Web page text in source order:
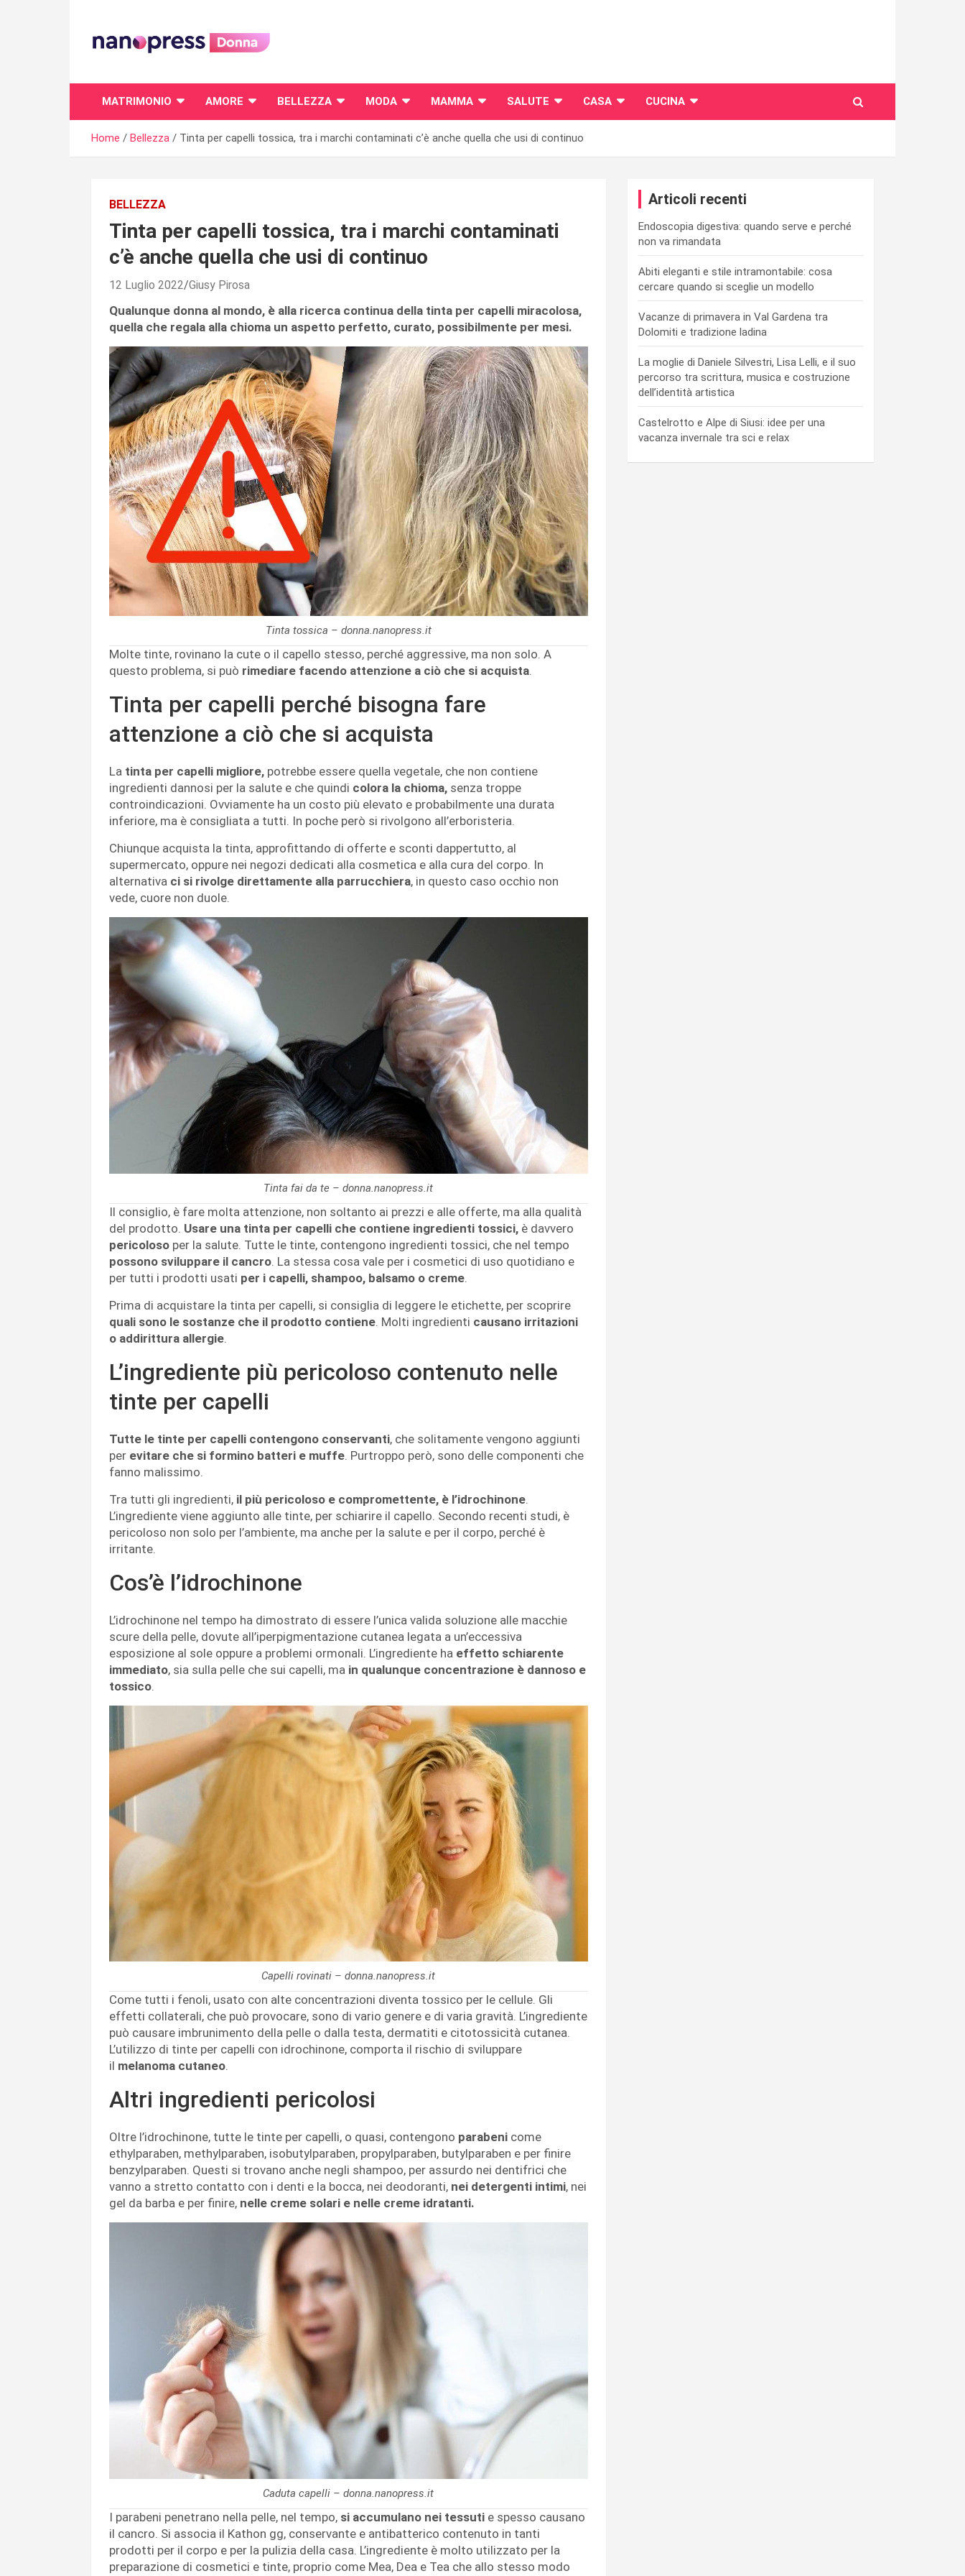
content
MATRIMONIO AMORE BELLEZZA MODA MAMMA SALUTE CASA CUCINA
Home Bellezza Tinta per capelli tossica, tra i marchi contaminati c’è anche quella che usi di continuo
BELLEZZA
Tinta per capelli tossica, tra i marchi contaminati
c’è anche quella che usi di continuo
12 Luglio 2022 Giusy Pirosa
Qualunque donna al mondo, è alla ricerca continua della tinta per capelli miracolosa,
quella che regala alla chioma un aspetto perfetto, curato, possibilmente per mesi.
Tinta tossica – donna.nanopress.it
Molte tinte, rovinano la cute o il capello stesso, perché aggressive, ma non solo. A
questo problema, si può rimediare facendo attenzione a ciò che si acquista.
Tinta per capelli perché bisogna fare
attenzione a ciò che si acquista
La tinta per capelli migliore, potrebbe essere quella vegetale, che non contiene
ingredienti dannosi per la salute e che quindi colora la chioma, senza troppe
controindicazioni. Ovviamente ha un costo più elevato e probabilmente una durata
inferiore, ma è consigliata a tutti. In poche però si rivolgono all’erboristeria.
Chiunque acquista la tinta, approfittando di offerte e sconti dappertutto, al
supermercato, oppure nei negozi dedicati alla cosmetica e alla cura del corpo. In
alternativa ci si rivolge direttamente alla parrucchiera, in questo caso occhio non
vede, cuore non duole.
Tinta fai da te – donna.nanopress.it
Il consiglio, è fare molta attenzione, non soltanto ai prezzi e alle offerte, ma alla qualità
del prodotto. Usare una tinta per capelli che contiene ingredienti tossici, è davvero
pericoloso per la salute. Tutte le tinte, contengono ingredienti tossici, che nel tempo
possono sviluppare il cancro. La stessa cosa vale per i cosmetici di uso quotidiano e
per tutti i prodotti usati per i capelli, shampoo, balsamo o creme.
Prima di acquistare la tinta per capelli, si consiglia di leggere le etichette, per scoprire
quali sono le sostanze che il prodotto contiene. Molti ingredienti causano irritazioni
o addirittura allergie.
L’ingrediente più pericoloso contenuto nelle
tinte per capelli
Tutte le tinte per capelli contengono conservanti, che solitamente vengono aggiunti
per evitare che si formino batteri e muffe. Purtroppo però, sono delle componenti che
fanno malissimo.
Tra tutti gli ingredienti, il più pericoloso e compromettente, è l’idrochinone.
L’ingrediente viene aggiunto alle tinte, per schiarire il capello. Secondo recenti studi, è
pericoloso non solo per l’ambiente, ma anche per la salute e per il corpo, perché è
irritante.
Cos’è l’idrochinone
L’idrochinone nel tempo ha dimostrato di essere l’unica valida soluzione alle macchie
scure della pelle, dovute all’iperpigmentazione cutanea legata a un’eccessiva
esposizione al sole oppure a problemi ormonali. L’ingrediente ha effetto schiarente
immediato, sia sulla pelle che sui capelli, ma in qualunque concentrazione è dannoso e
tossico.
Capelli rovinati – donna.nanopress.it
Come tutti i fenoli, usato con alte concentrazioni diventa tossico per le cellule. Gli
effetti collaterali, che può provocare, sono di vario genere e di varia gravità. L’ingrediente
può causare imbrunimento della pelle o dalla testa, dermatiti e citotossicità cutanea.
L’utilizzo di tinte per capelli con idrochinone, comporta il rischio di sviluppare
il melanoma cutaneo.
Altri ingredienti pericolosi
Oltre l’idrochinone, tutte le tinte per capelli, o quasi, contengono parabeni come
ethylparaben, methylparaben, isobutylparaben, propylparaben, butylparaben e per finire
benzylparaben. Questi si trovano anche negli shampoo, per assurdo nei dentifrici che
vanno a stretto contatto con i denti e la bocca, nei deodoranti, nei detergenti intimi, nei
gel da barba e per finire, nelle creme solari e nelle creme idratanti.
Caduta capelli – donna.nanopress.it
I parabeni penetrano nella pelle, nel tempo, si accumulano nei tessuti e spesso causano
il cancro. Si associa il Kathon gg, conservante e antibatterico contenuto in tanti
prodotti per il corpo e per la pulizia della casa. L’ingrediente è molto utilizzato per la
preparazione di cosmetici e tinte, proprio come Mea, Dea e Tea che allo stesso modo
Articoli recenti
Endoscopia digestiva: quando serve e perché
non va rimandata
Abiti eleganti e stile intramontabile: cosa
cercare quando si sceglie un modello
Vacanze di primavera in Val Gardena tra
Dolomiti e tradizione ladina
La moglie di Daniele Silvestri, Lisa Lelli, e il suo
percorso tra scrittura, musica e costruzione
dell’identità artistica
Castelrotto e Alpe di Siusi: idee per una
vacanza invernale tra sci e relax